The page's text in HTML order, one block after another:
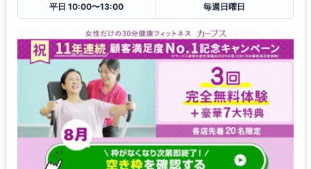
平日 10:00〜13:00 毎週日曜日